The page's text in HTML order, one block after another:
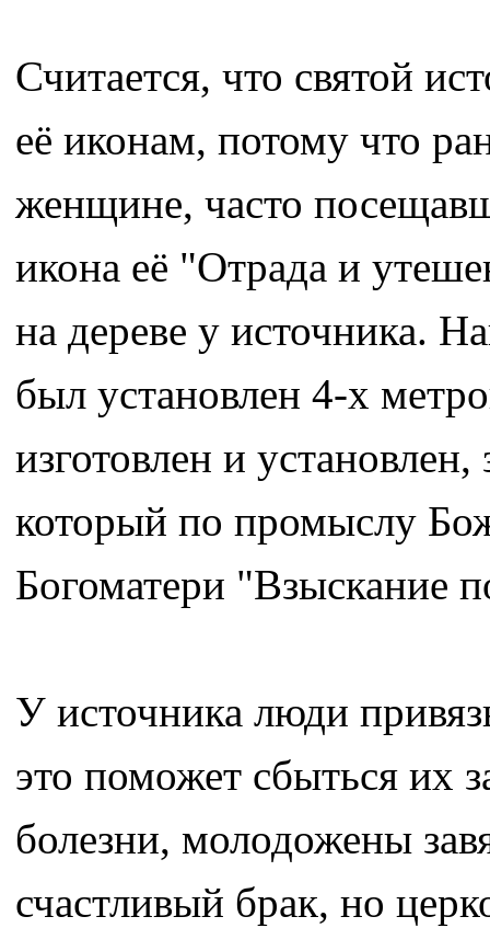
Считается, что святой
её иконам, потому что
женщине, часто
икона её "Отрада и
на дереве у источника.
был установлен 4-х
изготовлен и
который по промыслу
Богоматери "Взыскание
У источника люди
это поможет сбыться их
болезни, молодожены
счастливый брак, но